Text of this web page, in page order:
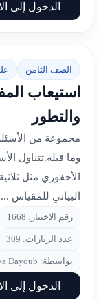
الدخول إلى
الصف الثامن
استيعاب
والتطور
مجموعة من
وما قبله.تتناول
الأحفوري مثل
البياني للمقياس ...
رقم الاختبار: 1668
عدد الزيارات: 309
بواسطة: Maya Dayoub
الدخول إلى